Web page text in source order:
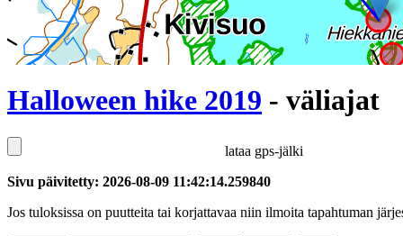
Halloween hike 2019 - väliajat
lataa gps-jälki
Sivu päivitetty: 2026-08-09 11:42:14.259840
Jos tuloksissa on puutteita tai korjattavaa niin ilmoita tapahtuman